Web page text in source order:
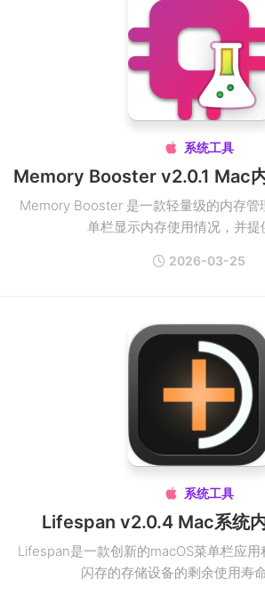
 系统工具
Memory Booster 是一款轻量级的内存管
单栏显示内存使用情况，并提
2026-03-25
 系统工具
Lifespan v2.0.4 Mac系统
Lifespan是一款创新的macOS菜单栏应
闪存的存储设备的剩余使用寿